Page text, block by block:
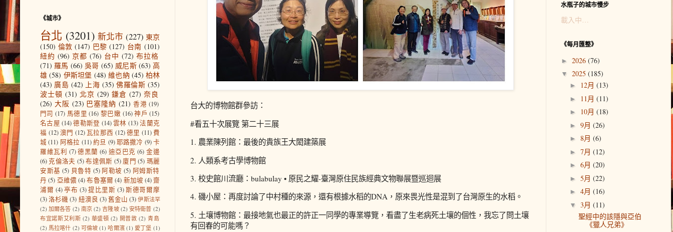
台大的博物館群參訪：
#看五十次展覽 第二十三展
1. 農業陳列館：最後的貴族王大閎建築展
2. 人類系考古學博物館
3. 校史館川流廳：bulabulay • 原民之耀-臺灣原住民族經典文物聯展暨巡迴展
4. 磯小屋：再度討論了中村種的來源，還有根據水稻的DNA，原來畏光性是混到了台灣原生的水稻。
5. 土壤博物館：最接地氣也最正的許正一同學的專業導覽，看盡了生老病死土壤的個性，我忘了問土壤
有回春的可能嗎？
《城市》
台北 (3201) 新北市 (227) 東京
(150) 倫敦 (147) 巴黎 (127) 台南 (101)
紐約 (96) 京都 (76) 台中 (72) 布拉格
(71) 羅馬 (66) 吳哥 (65) 威尼斯 (63) 高
雄 (58) 伊斯坦堡 (48) 維也納 (45) 柏林
(43) 廣島 (42) 上海 (35) 佛羅倫斯 (35)
波士頓 (31) 北京 (29) 鎌倉 (27) 奈良
(26) 大阪 (23) 巴塞隆納 (21) 香港 (19)
門司 (17) 馬德里 (16) 黎巴嫩 (16) 神戶 (15)
名古屋 (14) 德勒斯登 (14)雲林 (13)法蘭克
福 (12) 澳門 (12)瓦拉那西 (12) 德里 (11) 費
城 (11) 阿格拉 (11)約旦 (9) 耶路撒冷 (9)卡
羅維瓦利 (7) 德黑蘭 (6) 迪亞巴克 (6) 金邊
(6) 克倫洛夫 (5)布達佩斯 (5) 廈門 (5) 瑪麗
安斯基 (5) 貝魯特 (5) 阿勒坡 (5) 阿姆斯特
丹 (5) 亞維儂 (4) 布魯塞爾 (4) 新加坡 (4) 齋
浦爾 (4) 亭布 (3) 提比里斯 (3) 斯德哥爾摩
(3)洛杉磯 (3) 紐澳良 (3)舊金山 (3) 伊斯法罕
(2) 加爾各答 (2) 南京 (2) 吉隆坡 (2) 安特衛普 (2)
布宜諾斯艾利斯 (2) 華盛頓 (2) 開普敦 (2) 青島
(2) 馬拉喀什 (2) 可倫坡 (1) 哈爾濱 (1) 愛丁堡 (1)
水瓶子的城市慢步
載入中…
《每月匯整》
► 2026 (76)
▼ 2025 (185)
► 12月 (13)
► 11月 (11)
► 10月 (18)
► 9月 (26)
► 8月 (6)
► 7月 (12)
► 6月 (20)
► 5月 (22)
► 4月 (16)
▼ 3月 (11)
聖經中的該隱與亞伯
《獵人兄弟》